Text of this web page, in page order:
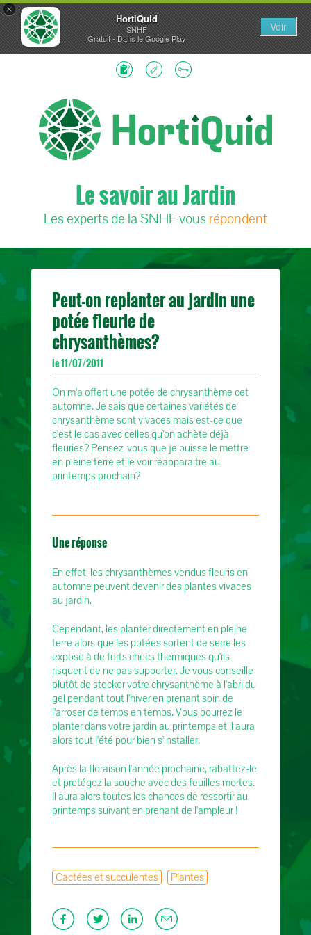
×
HortiQuid
SNHF
Gratuit - Dans le Google Play
Voir
Le savoir au Jardin
Les experts de la SNHF vousrépondent
Peut-on replanter au jardin une
potée fleurie de
chrysanthèmes?
le 11/07/2011
On m'a offert une potée de chrysanthème cet
automne. Je sais que certaines variétés de
chrysanthème sont vivaces mais est-ce que
c'est le cas avec celles qu'on achète déjà
fleuries? Pensez-vous que je puisse le mettre
en pleine terre et le voir réapparaitre au
printemps prochain?
Une réponse
En effet, les chrysanthèmes vendus fleuris en
automne peuvent devenir des plantes vivaces
au jardin.
Cependant, les planter directement en pleine
terre alors que les potées sortent de serre les
expose à de forts chocs thermiques qu'ils
risquent de ne pas supporter. Je vous conseille
plutôt de stocker votre chrysanthème à l'abri du
gel pendant tout l'hiver en prenant soin de
l'arroser de temps en temps. Vous pourrez le
planter dans votre jardin au printemps et il aura
alors tout l'été pour bien s'installer.
Après la floraison l'année prochaine, rabattez-le
et protégez la souche avec des feuilles mortes.
Il aura alors toutes les chances de ressortir au
printemps suivant en prenant de l'ampleur !
Cactées et succulentes Plantes